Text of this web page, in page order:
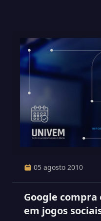
05 agosto 2010
Google
em jogos